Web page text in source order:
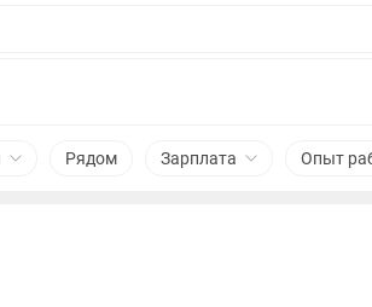
Рядом Зарплата Опыт